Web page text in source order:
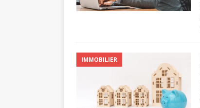
IMMOBILIER